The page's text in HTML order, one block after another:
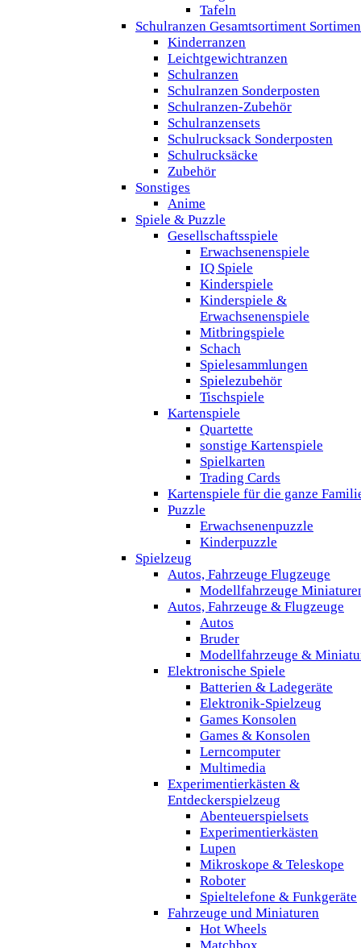
Tafeln
Schulranzen Gesamtsortiment
Kinderranzen
Leichtgewichtranzen
Schulranzen
Schulranzen Sonderposten
Schulranzen-Zubehör
Schulranzensets
Schulrucksack Sonderposten
Schulrucksäcke
Zubehör
Sonstiges
Anime
Spiele & Puzzle
Gesellschaftsspiele
Erwachsenenspiele
IQ Spiele
Kinderspiele
Kinderspiele &
Erwachsenenspiele
Mitbringspiele
Schach
Spielesammlungen
Spielezubehör
Tischspiele
Kartenspiele
Quartette
sonstige Kartenspiele
Spielkarten
Trading Cards
Kartenspiele für die ganze
Puzzle
Erwachsenenpuzzle
Kinderpuzzle
Spielzeug
Autos, Fahrzeuge Flugzeuge
Modellfahrzeuge
Autos, Fahrzeuge & Flugzeuge
Autos
Bruder
Modellfahrzeuge &
Elektronische Spiele
Batterien & Ladegeräte
Elektronik-Spielzeug
Games Konsolen
Games & Konsolen
Lerncomputer
Multimedia
Experimentierkästen &
Entdeckerspielzeug
Abenteuerspielsets
Experimentierkästen
Lupen
Mikroskope & Teleskope
Roboter
Spieltelefone & Funkgeräte
Fahrzeuge und Miniaturen
Hot Wheels